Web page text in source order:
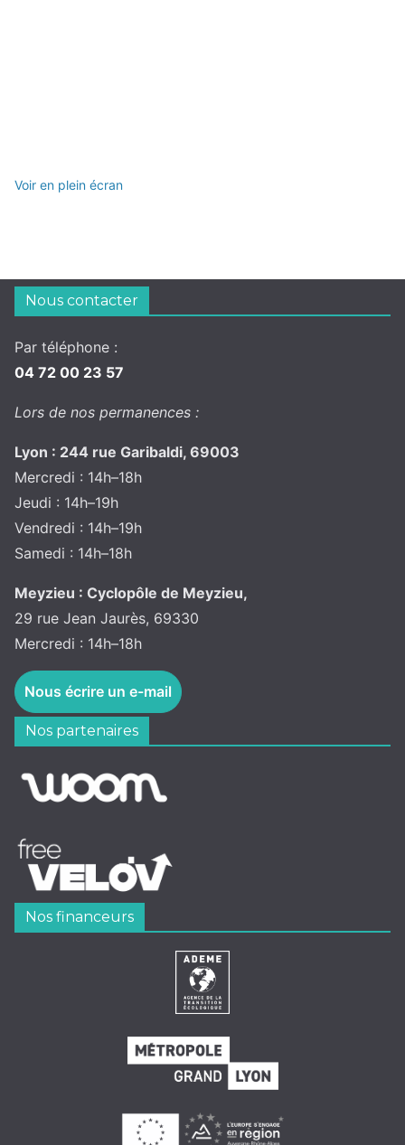
Voir en plein écran
Nous contacter
Par téléphone :
04 72 00 23 57
Lors de nos permanences :
Lyon : 244 rue Garibaldi, 69003
Mercredi : 14h–18h
Jeudi : 14h–19h
Vendredi : 14h–19h
Samedi : 14h–18h
Meyzieu : Cyclopôle de Meyzieu,
29 rue Jean Jaurès, 69330
Mercredi : 14h–18h
Nous écrire un e-mail
Nos partenaires
Nos financeurs